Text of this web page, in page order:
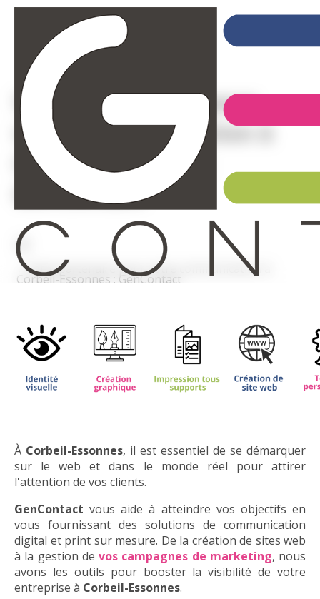
Votre partenaire pour
votre communication à
Corbeil-Essonnes :
GenContact
Votre partenaire pour votre communication à
Corbeil-Essonnes : GenContact
À Corbeil-Essonnes, il est essentiel de se démarquer
sur le web et dans le monde réel pour attirer
l'attention de vos clients.
GenContact vous aide à atteindre vos objectifs en
vous fournissant des solutions de communication
digital et print sur mesure. De la création de sites web
à la gestion de vos campagnes de marketing, nous
avons les outils pour booster la visibilité de votre
entreprise à Corbeil-Essonnes.